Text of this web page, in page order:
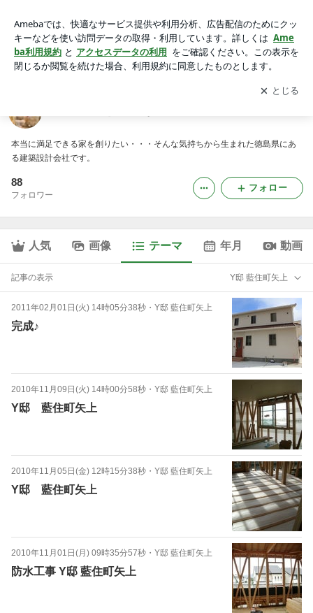
アプリをダウンロードして ブログの更新通知
を受け取りまし
ょう。
開く
本当に満足できる家を創りたい・・・そんな気持ちから生まれた徳島県にあ
る建築設計会社です。
88
フォロワー
フォロー
人気 画像 テーマ 年月 動画
記事の表示 Y邸 藍住町矢上
2011年02月01日(火) 14時05分38秒 ・ Y邸 藍住町矢上
完成♪
2010年11月09日(火) 14時00分58秒 ・ Y邸 藍住町矢上
Y邸 藍住町矢上
2010年11月05日(金) 12時15分38秒 ・ Y邸 藍住町矢上
Y邸 藍住町矢上
2010年11月01日(月) 09時35分57秒 ・ Y邸 藍住町矢上
防水工事 Y邸 藍住町矢上